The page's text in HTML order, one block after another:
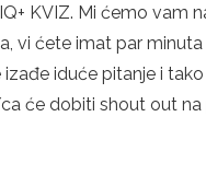
KVIZ. Mi ćemo vam
vi ćete imat par
iduće pitanje i
će dobiti shout out na